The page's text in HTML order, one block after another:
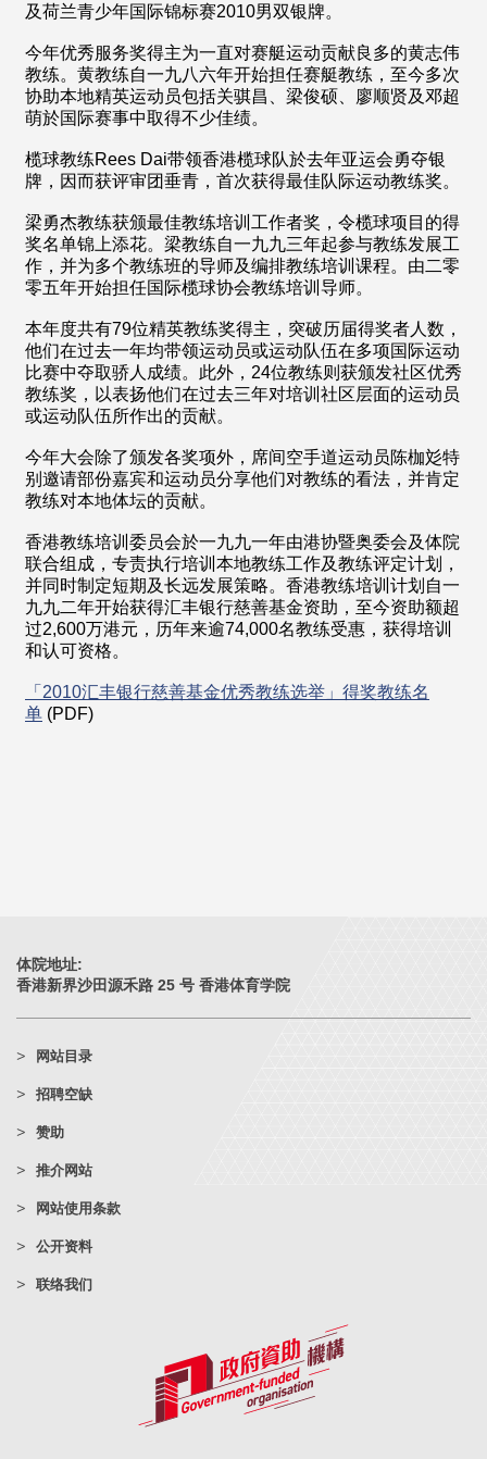
及荷兰青少年国际锦标赛2010男双银牌。
今年优秀服务奖得主为一直对赛艇运动贡献良多的黄志伟
教练。黄教练自一九八六年开始担任赛艇教练，至今多次
协助本地精英运动员包括关骐昌、梁俊硕、廖顺贤及邓超
萌於国际赛事中取得不少佳绩。
榄球教练Rees Dai带领香港榄球队於去年亚运会勇夺银
牌，因而获评审团垂青，首次获得最佳队际运动教练奖。
梁勇杰教练获颁最佳教练培训工作者奖，令榄球项目的得
奖名单锦上添花。梁教练自一九九三年起参与教练发展工
作，并为多个教练班的导师及编排教练培训课程。由二零
零五年开始担任国际榄球协会教练培训导师。
本年度共有79位精英教练奖得主，突破历届得奖者人数，
他们在过去一年均带领运动员或运动队伍在多项国际运动
比赛中夺取骄人成绩。此外，24位教练则获颁发社区优秀
教练奖，以表扬他们在过去三年对培训社区层面的运动员
或运动队伍所作出的贡献。
今年大会除了颁发各奖项外，席间空手道运动员陈枷彣特
别邀请部份嘉宾和运动员分享他们对教练的看法，并肯定
教练对本地体坛的贡献。
香港教练培训委员会於一九九一年由港协暨奥委会及体院
联合组成，专责执行培训本地教练工作及教练评定计划，
并同时制定短期及长远发展策略。香港教练培训计划自一
九九二年开始获得汇丰银行慈善基金资助，至今资助额超
过2,600万港元，历年来逾74,000名教练受惠，获得培训
和认可资格。
「2010汇丰银行慈善基金优秀教练选举」得奖教练名
单 (PDF)
体院地址:
香港新界沙田源禾路 25 号 香港体育学院
网站目录
招聘空缺
赞助
推介网站
网站使用条款
公开资料
联络我们